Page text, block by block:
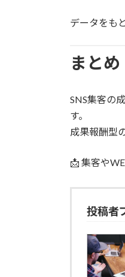
データをも
まとめ
SNS集客の
す。
成果報酬型
📩 集客や
投稿者